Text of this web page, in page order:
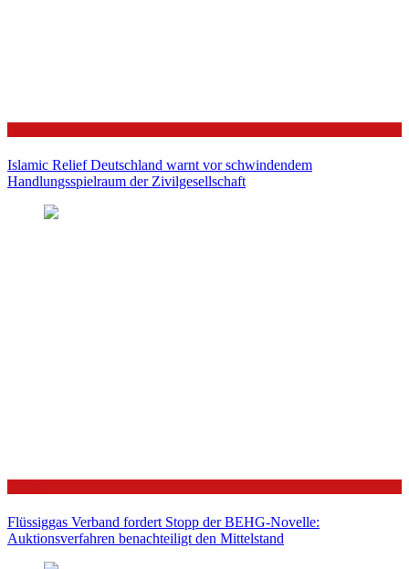
Islamic Relief Deutschland warnt vor schwindendem
Handlungsspielraum der Zivilgesellschaft
Flüssiggas Verband fordert Stopp der BEHG-Novelle:
Auktionsverfahren benachteiligt den Mittelstand